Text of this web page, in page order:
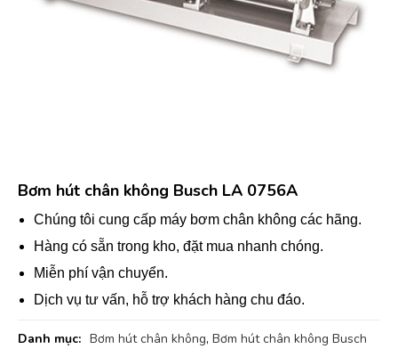
Bơm hút chân không Busch LA 0756A
Chúng tôi cung cấp máy bơm chân không các hãng.
Hàng có sẵn trong kho, đặt mua nhanh chóng.
Miễn phí vận chuyển.
Dịch vụ tư vấn, hỗ trợ khách hàng chu đáo.
Danh mục: Bơm hút chân không, Bơm hút chân không Busch